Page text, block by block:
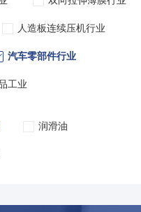
人造板连续压机行业
汽车零部件行业
工业
润滑油